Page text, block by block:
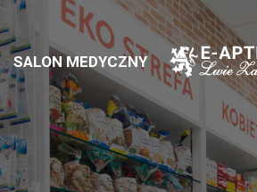
SALON MEDYCZNY